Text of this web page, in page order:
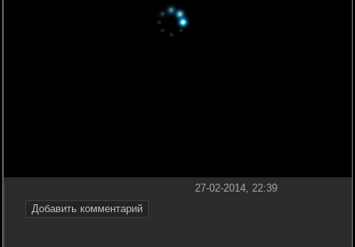
Добавить комментарий
27-02-2014, 22:39